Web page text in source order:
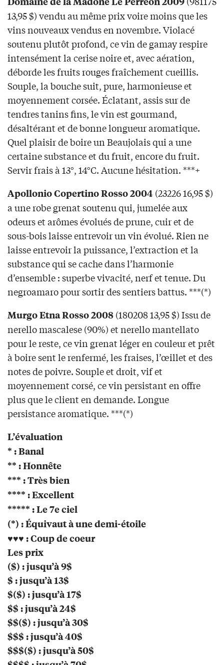
13,95 $) vendu au même prix voire moins que les
vins nouveaux vendus en novembre. Violacé
soutenu plutôt profond, ce vin de gamay respire
intensément la cerise noire et, avec aération,
déborde les fruits rouges fraîchement cueillis.
Souple, la bouche suit, pure, harmonieuse et
moyennement corsée. Éclatant, assis sur de
tendres tanins fins, le vin est gourmand,
désaltérant et de bonne longueur aromatique.
Quel plaisir de boire un Beaujolais qui a une
certaine substance et du fruit, encore du fruit.
Servir frais à 13°, 14°C. Aucune hésitation. ***+
Apollonio Copertino Rosso 2004 (23226 16,95 $)
a une robe grenat soutenu qui, jumelée aux
odeurs et arômes évolués de prune, cuir et de
sous-bois laisse entrevoir un vin évolué. Rien ne
laisse entrevoir la puissance, l’extraction et la
substance qui se cache dans l’harmonie
d’ensemble : superbe vivacité, nerf et tenue. Du
negroamaro pour sortir des sentiers battus. ***(*)
Murgo Etna Rosso 2008 (180208 13,95 $) Issu de
nerello mascalese (90%) et nerello mantellato
pour le reste, ce vin grenat léger en couleur et prêt
à boire sent le renfermé, les fraises, l’œillet et des
notes de poivre. Souple et droit, vif et
moyennement corsé, ce vin persistant en offre
plus que le client en demande. Longue
persistance aromatique. ***(*)
L’évaluation
* : Banal
** : Honnête
*** : Très bien
**** : Excellent
***** : Le 7e ciel
(*) : Équivaut à une demi-étoile
♥♥♥ : Coup de coeur
Les prix
($) : jusqu’à 9$
$ : jusqu’à 13$
$($) : jusqu’à 17$
$$ : jusqu’à 24$
$$($) : jusqu’à 30$
$$$ : jusqu’à 40$
$$$($) : jusqu’à 50$